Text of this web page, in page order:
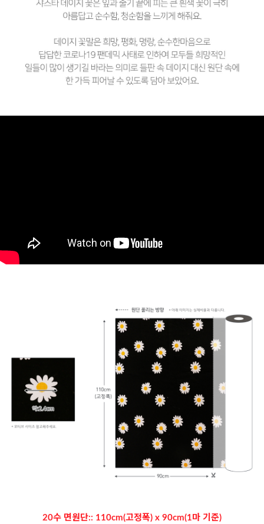
20수 면원단:: 110cm(고정폭) x 90cm(1마 기준)